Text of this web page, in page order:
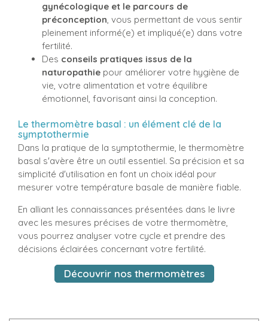
gynécologique et le parcours de
préconception, vous permettant de vous sentir
pleinement informé(e) et impliqué(e) dans votre
fertilité.
Des conseils pratiques issus de la
naturopathie pour améliorer votre hygiène de
vie, votre alimentation et votre équilibre
émotionnel, favorisant ainsi la conception.
Le thermomètre basal : un élément clé de la
symptothermie
Dans la pratique de la symptothermie, le thermomètre
basal s'avère être un outil essentiel. Sa précision et sa
simplicité d'utilisation en font un choix idéal pour
mesurer votre température basale de manière fiable.
En alliant les connaissances présentées dans le livre
avec les mesures précises de votre thermomètre,
vous pourrez analyser votre cycle et prendre des
décisions éclairées concernant votre fertilité.
Découvrir nos thermomètres